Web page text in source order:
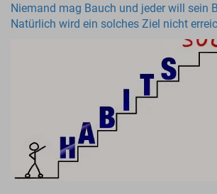
Niemand mag Bauch und jeder will sein
Natürlich wird ein solches Ziel nicht